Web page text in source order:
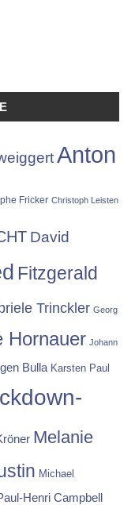
Anton
Fricker Christoph Leisten
David
Fitzgerald
Trinckler Georg
Hornauer Johann
Bulla Karsten Paul
Melanie
Michael
Henri Campbell